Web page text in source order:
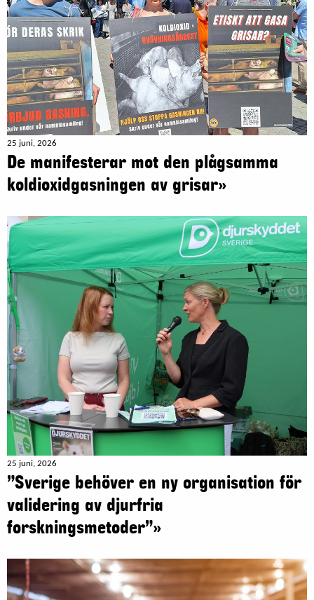
25 juni, 2026
De manifesterar mot den plågsamma
koldioxidgasningen av grisar»
25 juni, 2026
”Sverige behöver en ny organisation för
validering av djurfria
forskningsmetoder”»